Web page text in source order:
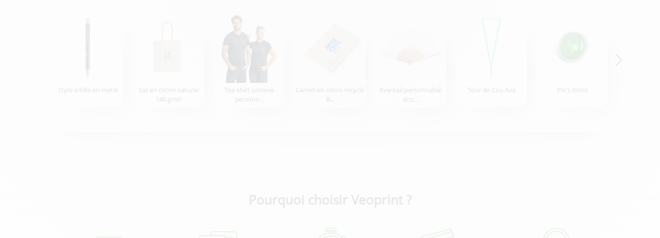
Stylo à bille en métal
Sac en coton naturel
140 g/m²
Tee-shirt unisexe
personn...
Carnet en coton recyclé
B...
Eventail personnalisé
éco...
Tour de Cou Ava Pin's Rond